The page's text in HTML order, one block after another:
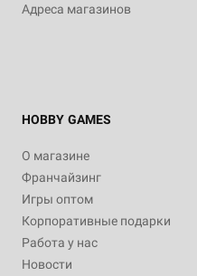
Дополнение 12+
Адреса магазинов
HOBBY GAMES
О магазине
Франчайзинг
Игры оптом
Корпоративные подарки
Работа у нас
Новости